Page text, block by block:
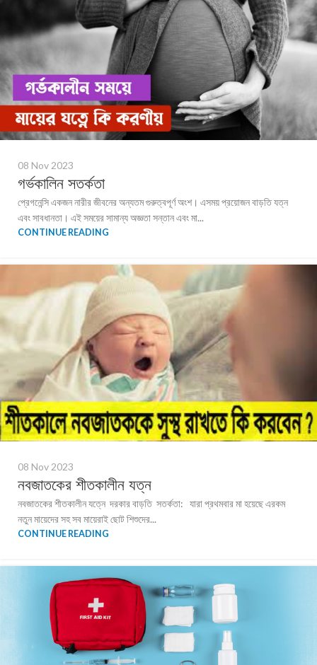
08 Nov 2023
গর্ভকালিন সতর্কতা
প্রেগনেন্সি একজন নারীর জীবনের অন্যতম গুরুত্বপূর্ণ অংশ। এসময় প্রয়োজন বাড়তি যত্ন
এবং সাবধানতা। এই সময়ের সামান্য অজ্ঞতা সন্তান এবং মা...
CONTINUE READING
08 Nov 2023
নবজাতকের শীতকালীন যত্ন
নবজাতকের শীতকালীন যত্নে দরকার বাড়তি সতর্কতা: যারা প্রথমবার মা হয়েছে এরকম
নতুন মায়েদের সহ সব মায়েরাই ছোট শিশুদের...
CONTINUE READING